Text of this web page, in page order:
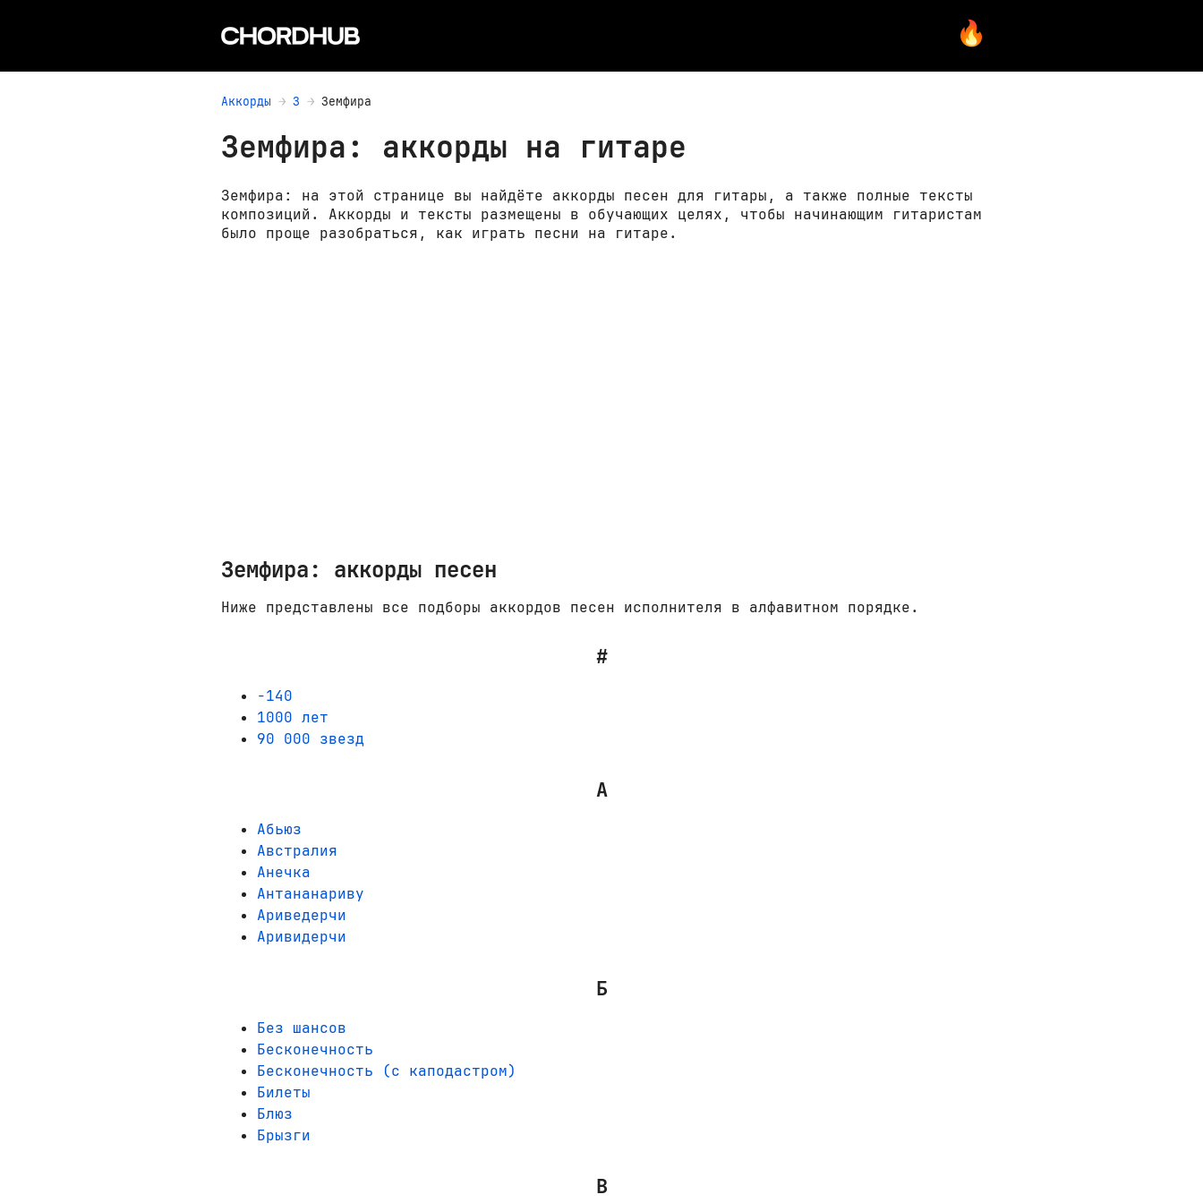
Аккорды З Земфира
Земфира: аккорды на гитаре
Земфира: на этой странице вы найдёте аккорды песен для гитары, а также полные тексты
композиций. Аккорды и тексты размещены в обучающих целях, чтобы начинающим гитаристам
было проще разобраться, как играть песни на гитаре.
Земфира: аккорды песен
Ниже представлены все подборы аккордов песен исполнителя в алфавитном порядке.
#
-140
1000 лет
90 000 звезд
А
Абьюз
Австралия
Анечка
Антананариву
Ариведерчи
Аривидерчи
Б
Без шансов
Бесконечность
Бесконечность (с каподастром)
Билеты
Блюз
Брызги
В